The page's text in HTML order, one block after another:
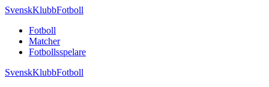
Menu
SvenskKlubbFotboll
Menu
Fotboll
Matcher
Fotbollsspelare
SvenskKlubbFotboll